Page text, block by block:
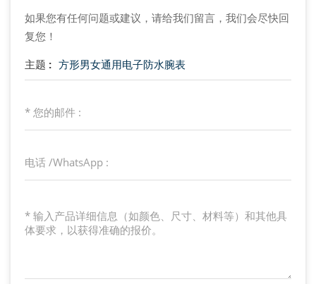
如果您有任何问题或建议，请给我们留言，我们会尽快回
复您！
主题 : 方形男女通用电子防水腕表